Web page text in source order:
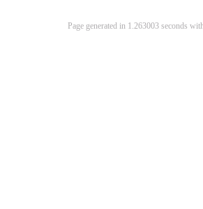
Page generated in 1.263003 seconds